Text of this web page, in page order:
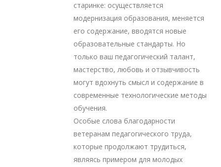
старинке: осуществляется
модернизация образования, меняется
его содержание, вводятся новые
образовательные стандарты. Но
только ваш педагогический талант,
мастерство, любовь и отзывчивость
могут вдохнуть смысл и содержание в
современные технологические методы
обучения.
Особые слова благодарности
ветеранам педагогического труда,
которые продолжают трудиться,
являясь примером для молодых